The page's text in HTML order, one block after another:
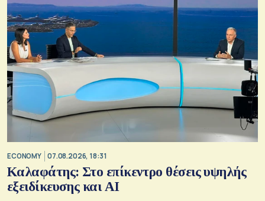
ECONOMY 07.08.2026, 18:31
Καλαφάτης: Στο επίκεντρο θέσεις υψηλής
εξειδίκευσης και AI